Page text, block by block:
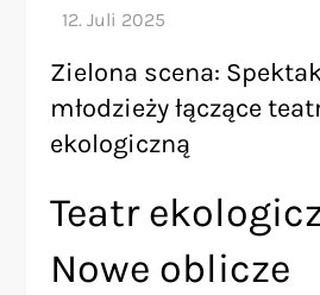
Zielona scena:
młodzieży łączące
ekologiczną
Teatr
Nowe oblicze